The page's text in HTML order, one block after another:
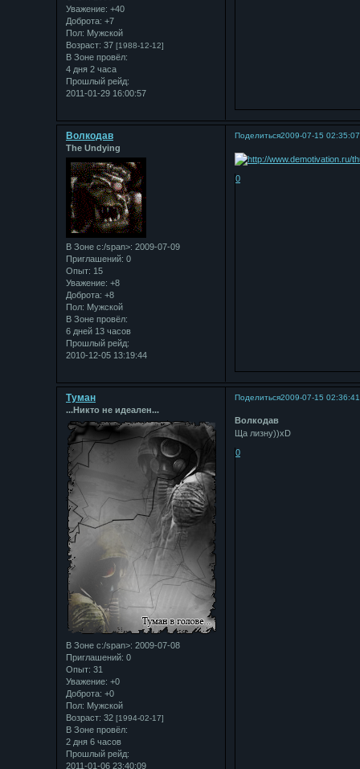
Уважение: +40
Доброта: +7
Пол: Мужской
Возраст: 37 [1988-12-12]
В Зоне провёл:
4 дня 2 часа
Прошлый рейд:
2011-01-29 16:00:57
Поделиться2009-07-15 02:35:07
Bолкодав
The Undying
В Зоне с:/span>: 2009-07-09
Приглашений: 0
Опыт: 15
Уважение: +8
Доброта: +8
Пол: Мужской
В Зоне провёл:
6 дней 13 часов
Прошлый рейд:
2010-12-05 13:19:44
0
Поделиться2009-07-15 02:36:41
Туман
...Никто не идеален...
В Зоне с:/span>: 2009-07-08
Приглашений: 0
Опыт: 31
Уважение: +0
Доброта: +0
Пол: Мужской
Возраст: 32 [1994-02-17]
В Зоне провёл:
2 дня 6 часов
Прошлый рейд:
2011-01-06 23:40:09
Bолкодав
Ща лизну))xD
0